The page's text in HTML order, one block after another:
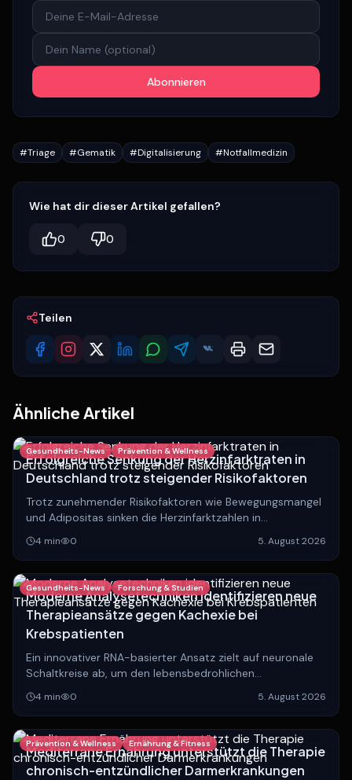
Abonnieren
#Triage #Gematik #Digitalisierung #Notfallmedizin
Wie hat dir dieser Artikel gefallen?
0 0
Teilen
Ähnliche Artikel
Gesundheits-News Prävention & Wellness
Erfolgreiche Senkung der Herzinfarktraten in
Deutschland trotz steigender Risikofaktoren
Trotz zunehmender Risikofaktoren wie Bewegungsmangel
und Adipositas sinken die Herzinfarktzahlen in
Deutschland. Experten analysieren die Gründe hinter
dieser positiven Entwicklung.
4 min 0 5. August 2026
Gesundheits-News Forschung & Studien
Moderne Analysetechniken identifizieren neue
Therapieansätze gegen Kachexie bei
Krebspatienten
Ein innovativer RNA-basierter Ansatz zielt auf neuronale
Schaltkreise ab, um den lebensbedrohlichen
Muskelschwund bei Krebserkrankungen zu stoppen und
die Lebensqualität Betroffener zu verbessern.
4 min 0 5. August 2026
Prävention & Wellness Ernährung & Fitness
Mediterrane Ernährung unterstützt die Therapie
chronisch-entzündlicher Darmerkrankungen